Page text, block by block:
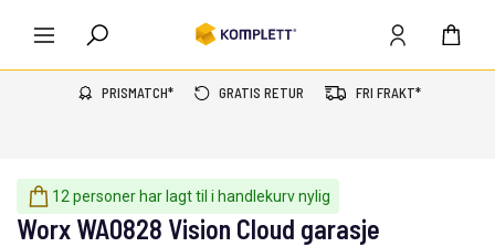
PRISMATCH* GRATIS RETUR FRI FRAKT*
12 personer har lagt til i handlekurv nylig
Worx WA0828 Vision Cloud garasje